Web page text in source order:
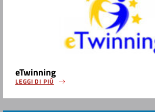
eTwinning
LEGGI DI PIÙ